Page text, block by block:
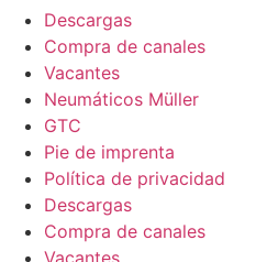
Descargas
Compra de canales
Vacantes
Neumáticos Müller
GTC
Pie de imprenta
Política de privacidad
Descargas
Compra de canales